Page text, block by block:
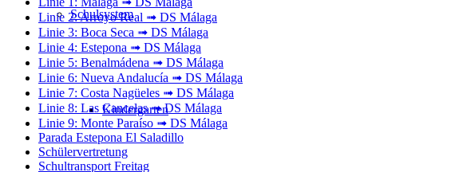
Schulsystem
Kindergarten
Linie 2: Arroyo Real ➟ DS Málaga
Linie 3: Boca Seca ➟ DS Málaga
Linie 4: Estepona ➟ DS Málaga
Linie 5: Benalmádena ➟ DS Málaga
Linie 6: Nueva Andalucía ➟ DS Málaga
Linie 7: Costa Nagüeles ➟ DS Málaga
Linie 8: Las Cancelas ➟ DS Málaga
Linie 9: Monte Paraíso ➟ DS Málaga
Parada Estepona El Saladillo
Schülervertretung
Schultransport Freitag